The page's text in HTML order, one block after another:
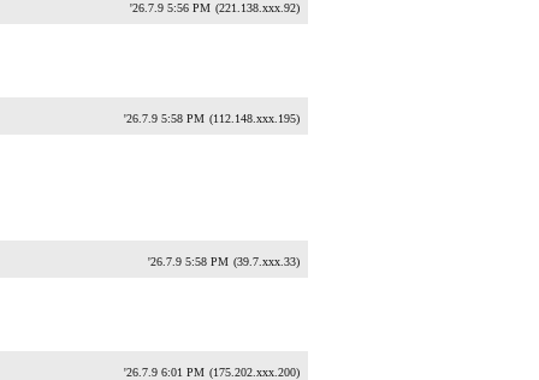
'26.7.9 5:56 PM (221.138.xxx.92)
'26.7.9 5:58 PM (112.148.xxx.195)
'26.7.9 5:58 PM (39.7.xxx.33)
'26.7.9 6:01 PM (175.202.xxx.200)